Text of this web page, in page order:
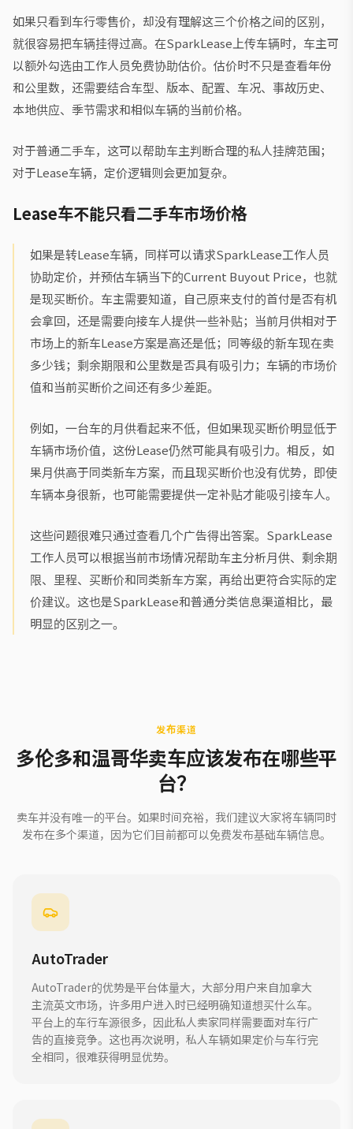
如果只看到车行零售价，却没有理解这三个价格之间的区别，
就很容易把车辆挂得过高。在SparkLease上传车辆时，车主可
以额外勾选由工作人员免费协助估价。估价时不只是查看年份
和公里数，还需要结合车型、版本、配置、车况、事故历史、
本地供应、季节需求和相似车辆的当前价格。
对于普通二手车，这可以帮助车主判断合理的私人挂牌范围；
对于Lease车辆，定价逻辑则会更加复杂。
Lease车不能只看二手车市场价格
如果是转Lease车辆，同样可以请求SparkLease工作人员
协助定价，并预估车辆当下的Current Buyout Price，也就
是现买断价。车主需要知道，自己原来支付的首付是否有机
会拿回，还是需要向接车人提供一些补贴；当前月供相对于
市场上的新车Lease方案是高还是低；同等级的新车现在卖
多少钱；剩余期限和公里数是否具有吸引力；车辆的市场价
值和当前买断价之间还有多少差距。
例如，一台车的月供看起来不低，但如果现买断价明显低于
车辆市场价值，这份Lease仍然可能具有吸引力。相反，如
果月供高于同类新车方案，而且现买断价也没有优势，即使
车辆本身很新，也可能需要提供一定补贴才能吸引接车人。
这些问题很难只通过查看几个广告得出答案。SparkLease
工作人员可以根据当前市场情况帮助车主分析月供、剩余期
限、里程、买断价和同类新车方案，再给出更符合实际的定
价建议。这也是SparkLease和普通分类信息渠道相比，最
明显的区别之一。
发布渠道
多伦多和温哥华卖车应该发布在哪些平
台？
卖车并没有唯一的平台。如果时间充裕，我们建议大家将车辆同时
发布在多个渠道，因为它们目前都可以免费发布基础车辆信息。
AutoTrader
AutoTrader的优势是平台体量大，大部分用户来自加拿大
主流英文市场，许多用户进入时已经明确知道想买什么车。
平台上的车行车源很多，因此私人卖家同样需要面对车行广
告的直接竞争。这也再次说明，私人车辆如果定价与车行完
全相同，很难获得明显优势。